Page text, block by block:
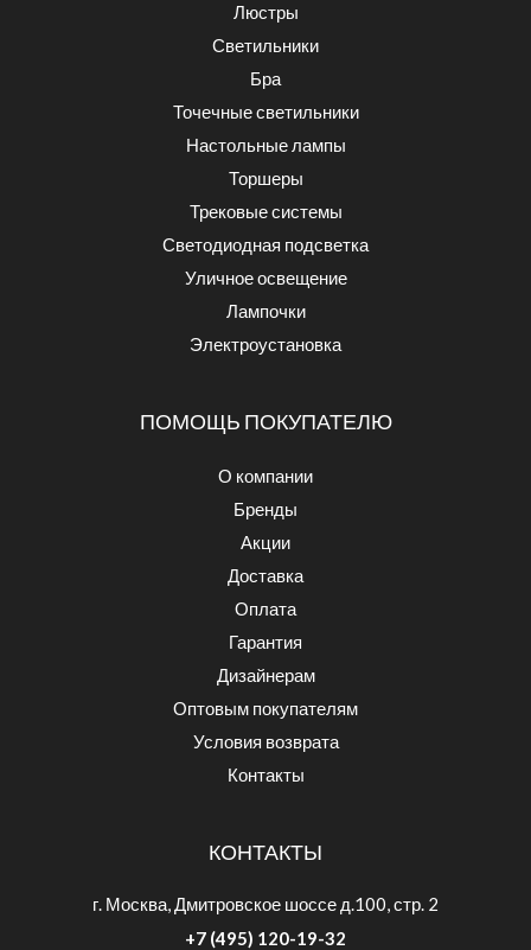
Люстры
Светильники
Бра
Точечные светильники
Настольные лампы
Торшеры
Трековые системы
Светодиодная подсветка
Уличное освещение
Лампочки
Электроустановка
ПОМОЩЬ ПОКУПАТЕЛЮ
О компании
Бренды
Акции
Доставка
Оплата
Гарантия
Дизайнерам
Оптовым покупателям
Условия возврата
Контакты
КОНТАКТЫ
г. Москва, Дмитровское шоссе д.100, стр. 2
+7 (495) 120-19-32